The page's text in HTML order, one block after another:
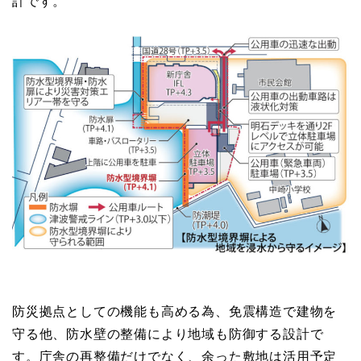
防災拠点としての機能も高める為、免震構造で建物を
守る他、防水壁の整備により地域も防御する設計で
す。庁舎の再整備だけでなく、余った敷地は活用予定